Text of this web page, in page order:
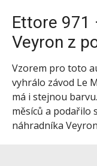
Ettore 971
Veyron z
Vzorem pro toto
vyhrálo závod Le
má i stejnou
měsíců a podařilo
náhradníka